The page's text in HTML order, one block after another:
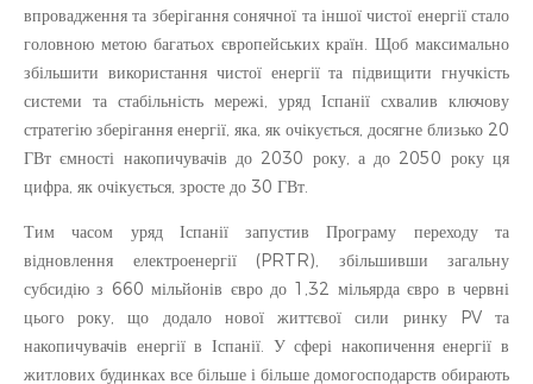
впровадження та зберігання сонячної та іншої чистої енергії стало
головною метою багатьох європейських країн. Щоб максимально
збільшити використання чистої енергії та підвищити гнучкість
системи та стабільність мережі, уряд Іспанії схвалив ключову
стратегію зберігання енергії, яка, як очікується, досягне близько 20
ГВт ємності накопичувачів до 2030 року, а до 2050 року ця
цифра, як очікується, зросте до 30 ГВт.
Тим часом уряд Іспанії запустив Програму переходу та
відновлення електроенергії (PRTR), збільшивши загальну
субсидію з 660 мільйонів євро до 1,32 мільярда євро в червні
цього року, що додало нової життєвої сили ринку PV та
накопичувачів енергії в Іспанії. У сфері накопичення енергії в
житлових будинках все більше і більше домогосподарств обирають